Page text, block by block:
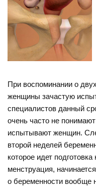
При воспоминании о
женщины зачастую
специалистов данный
очень часто не
испытывают женщин.
второй неделей
которое идет
менструация,
о беременности вообще